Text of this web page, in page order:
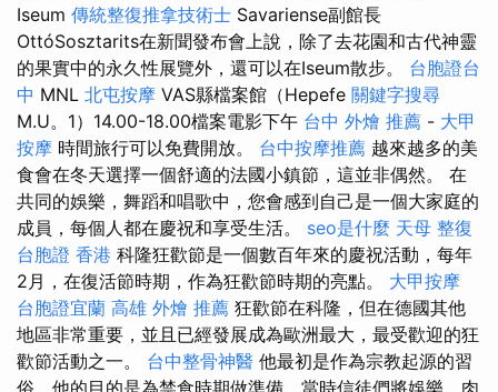
Iseum 傳統整復推拿技術士 Savariense副館長
OttóSosztarits在新聞發布會上說，除了去花園和古代神靈
的果實中的永久性展覽外，還可以在Iseum散步。 台胞證台
中 MNL 北屯按摩 VAS縣檔案館（Hepefe 關鍵字搜尋
M.U。1）14.00-18.00檔案電影下午 台中 外燴 推薦 - 大甲
按摩 時間旅行可以免費開放。 台中按摩推薦 越來越多的美
食會在冬天選擇一個舒適的法國小鎮節，這並非偶然。 在
共同的娛樂，舞蹈和唱歌中，您會感到自己是一個大家庭的
成員，每個人都在慶祝和享受生活。 seo是什麼 天母 整復
台胞證 香港 科隆狂歡節是一個數百年來的慶祝活動，每年
2月，在復活節時期，作為狂歡節時期的亮點。 大甲按摩
台胞證宜蘭 高雄 外燴 推薦 狂歡節在科隆，但在德國其他
地區非常重要，並且已經發展成為歐洲最大，最受歡迎的狂
歡節活動之一。 台中整骨神醫 他最初是作為宗教起源的習
俗，他的目的是為禁食時期做準備，當時信徒們將娛樂，肉